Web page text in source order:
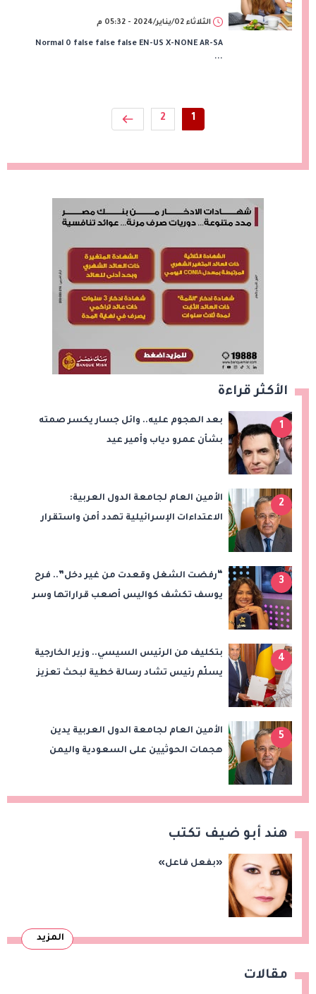
الثلاثاء 02/يناير/2024 - 05:32 م
Normal 0 false false false EN-US X-NONE AR-SA
...
1
2
الأكثر قراءة
1
بعد الهجوم عليه.. وائل جسار يكسر صمته
بشأن عمرو دياب وأمير عيد
2
الأمين العام لجامعة الدول العربية:
الاعتداءات الإسرائيلية تهدد أمن واستقرار
3
“رفضت الشغل وقعدت من غير دخل”.. فرح
يوسف تكشف كواليس أصعب قراراتها وسر
4
بتكليف من الرئيس السيسي.. وزير الخارجية
يسلّم رئيس تشاد رسالة خطية لبحث تعزيز
5
الأمين العام لجامعة الدول العربية يدين
هجمات الحوثيين على السعودية واليمن
هند أبو ضيف تكتب
«بفعل فاعل»
المزيد
مقالات